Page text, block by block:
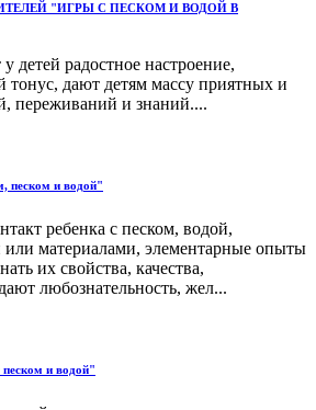
"ИГРЫ С ПЕСКОМ И ВОДОЙ В
детей радостное настроение,
дают детям массу приятных и
переживаний и знаний....
песком и водой"
ребенка с песком, водой,
или материалами, элементарные опыты
их свойства, качества,
любознательность, жел...
и водой"